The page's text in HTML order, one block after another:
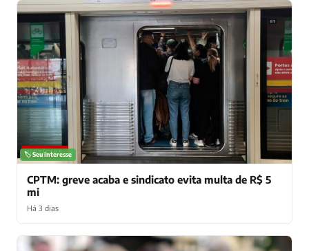
NOTÍCIAS
🏷️ Seu interesse
CPTM: greve acaba e sindicato evita multa de R$ 5
mi
Há 3 dias